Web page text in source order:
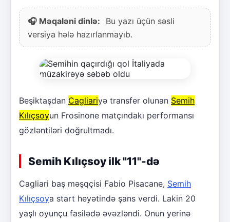
🎧 Məqaləni dinlə:
Bu yazı üçün səsli
versiya hələ hazırlanmayıb.
Beşiktaşdan Cagliariyə transfer olunan Semih
Kılıçsoyun Frosinone matçındakı performansı
gözləntiləri doğrultmadı.
Semih Kılıçsoy ilk "11"-də
Cagliari baş məşqçisi Fabio Pisacane, Semih
Kılıçsoya start heyətində şans verdi. Lakin 20
yaşlı oyunçu fasilədə əvəzləndi. Onun yerinə